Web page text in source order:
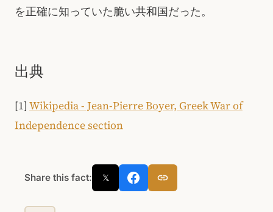
を正確に知っていた脆い共和国だった。
出典
[1] Wikipedia - Jean-Pierre Boyer, Greek War of
Independence section
Share this fact: 𝕏